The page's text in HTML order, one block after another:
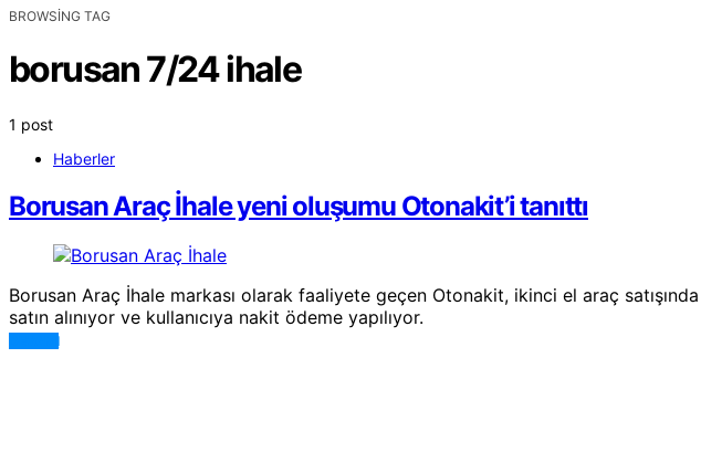
BROWSING TAG
borusan 7/24 ihale
1 post
Haberler
Borusan Araç İhale yeni oluşumu Otonakit’i tanıttı
Borusan Araç İhale markası olarak faaliyete geçen Otonakit, ikinci el araç
satın alınıyor ve kullanıcıya nakit ödeme yapılıyor.
DEVAMI